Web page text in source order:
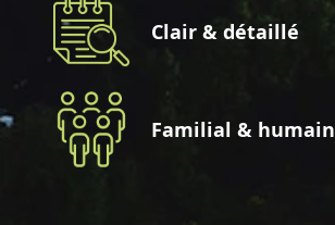
Clair & détaillé
Familial & humain